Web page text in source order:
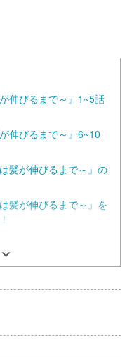
伸びるまで～』1~5話
伸びるまで～』6~10
髪が伸びるまで～』の
髪が伸びるまで～』を